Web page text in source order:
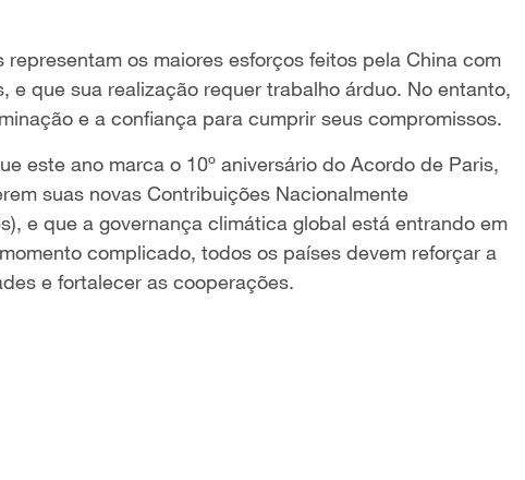
os maiores esforços feitos pela China com
e que sua realização requer trabalho árduo. No entanto,
e a confiança para cumprir seus compromissos.
este ano marca o 10º aniversário do Acordo de Paris,
suas novas Contribuições Nacionalmente
e que a governança climática global está entrando em
complicado, todos os países devem reforçar a
e fortalecer as cooperações.